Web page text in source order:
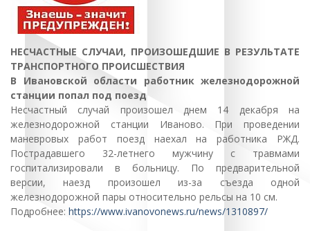
НЕСЧАСТНЫЕ СЛУЧАИ, ПРОИЗОШЕДШИЕ В РЕЗУЛЬТАТЕ
ТРАНСПОРТНОГО ПРОИСШЕСТВИЯ
В Ивановской области работник железнодорожной
станции попал под поезд
Несчастный случай произошел днем 14 декабря на
железнодорожной станции Иваново. При проведении
маневровых работ поезд наехал на работника РЖД.
Пострадавшего 32-летнего мужчину с травмами
госпитализировали в больницу. По предварительной
версии, наезд произошел из-за съезда одной
железнодорожной пары относительно рельсы на 10 см.
Подробнее: https://www.ivanovonews.ru/news/1310897/